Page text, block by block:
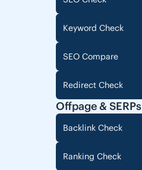
Keyword Check
SEO Compare
Redirect Check
Offpage & SERPs
Backlink Check
Ranking Check